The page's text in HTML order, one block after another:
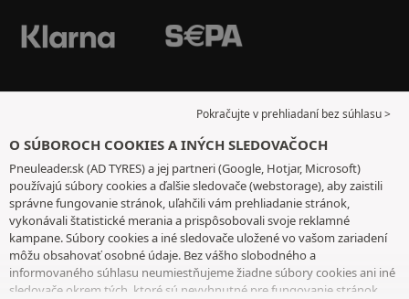
Pokračujte v prehliadaní bez súhlasu >
O SÚBOROCH COOKIES A INÝCH SLEDOVAČOCH
Pneuleader.sk (AD TYRES) a jej partneri (Google, Hotjar, Microsoft)
používajú súbory cookies a ďalšie sledovače (webstorage), aby zaistili
správne fungovanie stránok, uľahčili vám prehliadanie stránok,
vykonávali štatistické merania a prispôsobovali svoje reklamné
kampane. Súbory cookies a iné sledovače uložené vo vašom zariadení
môžu obsahovať osobné údaje. Bez vášho slobodného a
informovaného súhlasu neumiestňujeme žiadne súbory cookies ani iné
sledovače okrem tých, ktoré sú nevyhnutné pre fungovanie stránok.